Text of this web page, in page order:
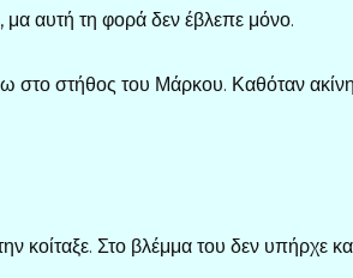
αυτή τη φορά δεν έβλεπε μόνο.
στο στήθος του Μάρκου. Καθόταν
κοίταξε. Στο βλέμμα του δεν υπήρχε